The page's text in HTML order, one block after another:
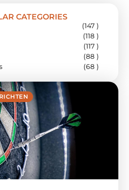
CATEGORIES
(147 )
(118 )
(117 )
(88 )
(68 )